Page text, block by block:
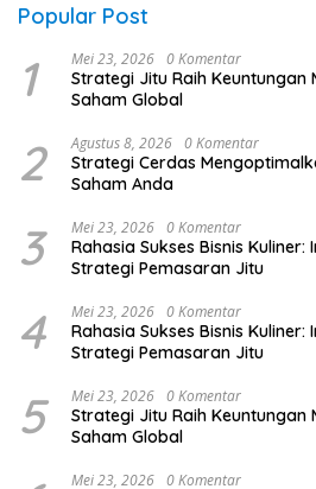
Popular Post
1 Mei 23, 2026 0 Komentar
Strategi Jitu Raih Keuntungan
Saham Global
2 Agustus 8, 2026 0 Komentar
Strategi Cerdas
Saham Anda
3 Mei 23, 2026 0 Komentar
Rahasia Sukses Bisnis Kuliner:
Strategi Pemasaran Jitu
4 Mei 23, 2026 0 Komentar
Rahasia Sukses Bisnis Kuliner:
Strategi Pemasaran Jitu
5 Mei 23, 2026 0 Komentar
Strategi Jitu Raih Keuntungan
Saham Global
Mei 23, 2026 0 Komentar